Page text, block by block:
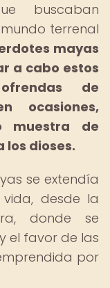
buscaban
terrenal
mayas
a cabo estos
de
ocasiones,
muestra de
los dioses.
se extendía
desde la
donde se
el favor de las
por